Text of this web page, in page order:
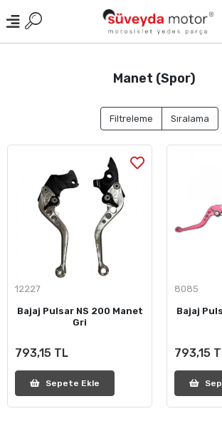
Manet (Spor)
Filtreleme Sıralama
12227
Bajaj Pulsar NS 200 Manet
Gri
793,15 TL
Sepete Ekle
8085
Bajaj
793,15